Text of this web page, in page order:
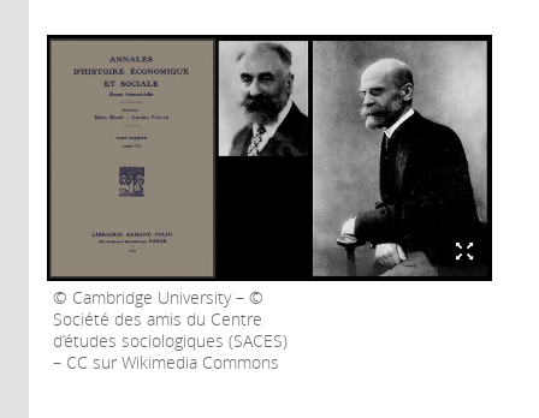
Cambridge University – ©
Société des amis du Centre
d’études sociologiques (SACES)
– CC sur Wikimedia Commons